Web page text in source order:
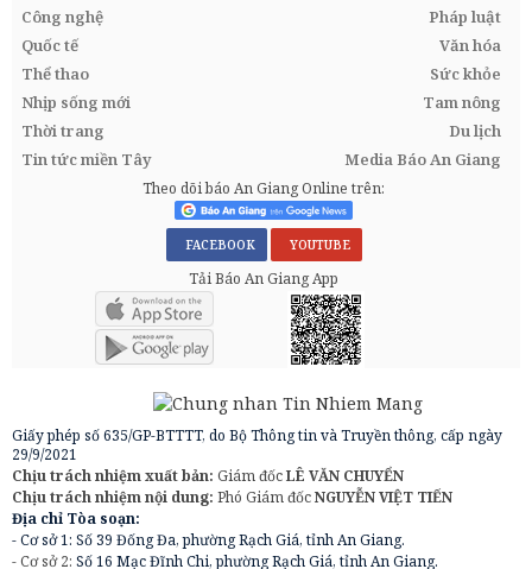
Công nghệ
Pháp luật
Quốc tế
Văn hóa
Thể thao
Sức khỏe
Nhịp sống mới
Tam nông
Thời trang
Du lịch
Tin tức miền Tây
Media Báo An Giang
Theo dõi báo An Giang Online trên:
FACEBOOK YOUTUBE
Tải Báo An Giang App
Giấy phép số 635/GP-BTTTT, do Bộ Thông tin và Truyền thông, cấp ngày
29/9/2021
Chịu trách nhiệm xuất bản: Giám đốcLÊ VĂN CHUYỂN
Chịu trách nhiệm nội dung: Phó Giám đốcNGUYỄN VIỆT TIẾN
Địa chỉ Tòa soạn:
- Cơ sở 1: Số 39 Đống Đa, phường Rạch Giá, tỉnh An Giang.
- Cơ sở 2: Số 16 Mạc Đĩnh Chi, phường Rạch Giá, tỉnh An Giang.